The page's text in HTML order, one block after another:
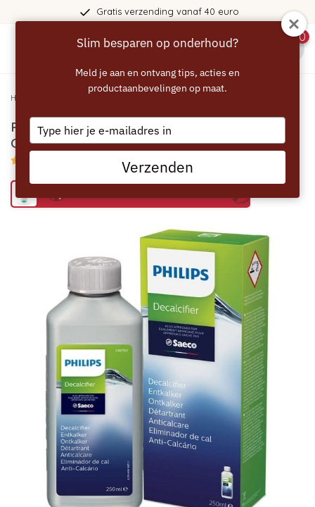
Gratis verzending vanaf 40 euro
0
Home
PHILIPS SAECO Vloeibare Ontkalker-
CA6700/10 - 250ml
4.5/5 (2 reviews)
Slim besparen op onderhoud?
Meld je aan en ontvang tips, acties en
productaanbevelingen op maat.
Type
your
email
Verzenden